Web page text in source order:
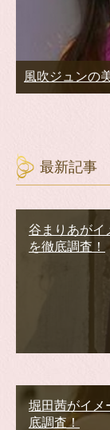
風吹ジュンの
最新記事
谷まりあがイ
を徹底調査！
堀田茜がイメ
底調査！